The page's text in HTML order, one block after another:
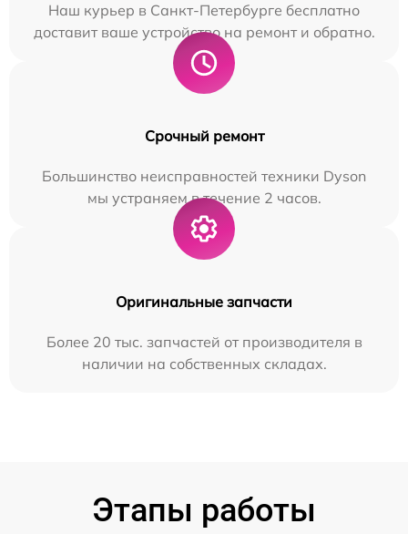
Наш курьер в Санкт-Петербурге бесплатно
доставит ваше устройство на ремонт и обратно.
Срочный ремонт
Большинство неисправностей техники Dyson
мы устраняем в течение 2 часов.
Оригинальные запчасти
Более 20 тыс. запчастей от производителя в
наличии на собственных складах.
Этапы работы